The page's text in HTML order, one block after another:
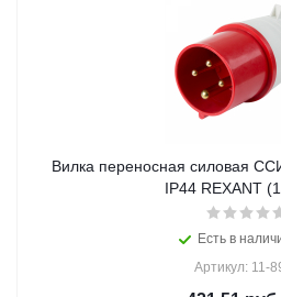
Вилка переносная силовая
IP44 REXANT
Есть в
Артикул: 11-